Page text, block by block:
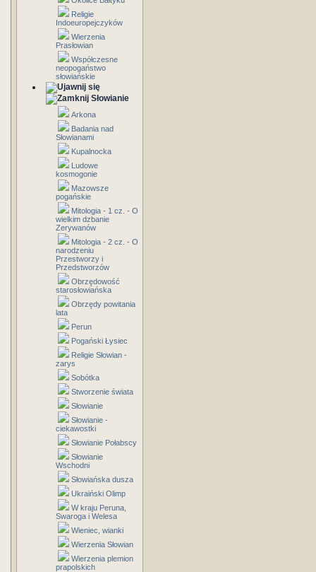
Religie
Indoeuropejczyków
Wierzenia
Prasłowian
Współczesne
neopogaństwo
słowiańskie
Słowianie
Arkona
Badania nad
Słowianami
Kupalnocka
Ludowe
kosmogonie
Mazowsze
pogańskie
Mitologia - 1 cz. - O
wielkim dzbanie
Zerywanów
Mitologia - 2 cz. - O
narodzeniu
Przestworzy i
Przedstworzów
Obrzędowość
starosłowiańska
Obrzędy powitania
lata
Perun
Pogański Łysiec
Religie Słowian -
zarys
Sobótka
Stworzenie świata
Słowianie
Słowianie -
ciekawostki
Słowianie Połabscy
Słowianie
Wschodni
Słowiańska dusza
Ukraiński Olimp
W kraju Peruna,
Swaroga i Welesa
Wieniec, wianki
Wierzenia Słowian
Wierzenia plemion
prapolskich